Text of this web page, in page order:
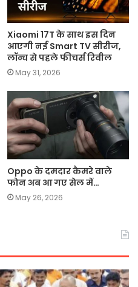
Xiaomi 17T के साथ इस दिन
आएगी नई Smart TV सीरीज,
लॉन्च से पहले फीचर्स रिवील
May 31, 2026
Oppo के दमदार कैमरे वाले
फोन अब आ गए सेल में…
May 26, 2026